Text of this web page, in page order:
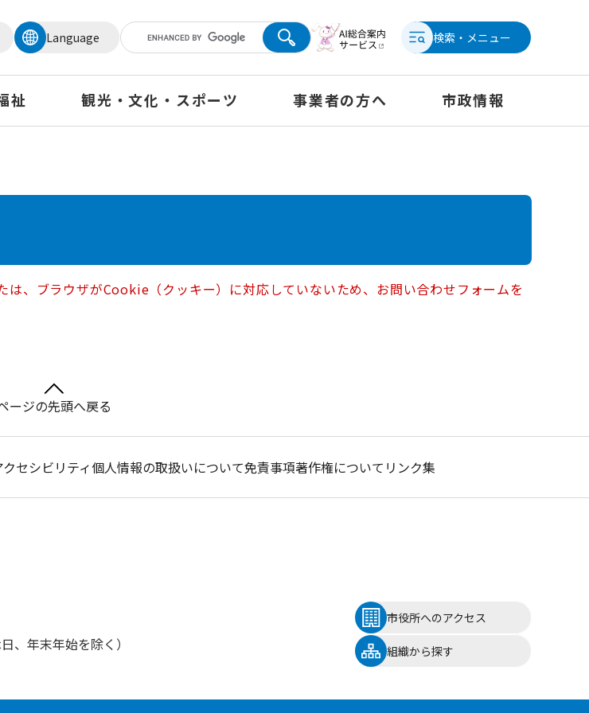
Language 検索・メニュー
祉 観光・文化・スポーツ 事業者の方へ 市政情報
、ブラウザがCookie（クッキー）に対応していないため、お問い合わせフォームを
ージの先頭へ戻る
セシビリティ個人情報の取扱いについて免責事項著作権について リンク集
、年末年始を除く）
市役所へのアクセス
組織から探す